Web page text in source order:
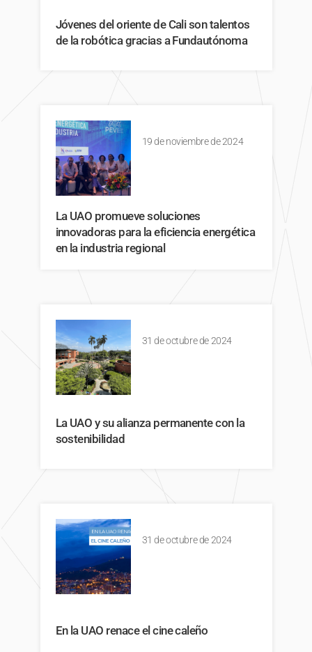
Jóvenes del oriente de Cali son talentos
de la robótica gracias a Fundautónoma
19 de noviembre de 2024
La UAO promueve soluciones
innovadoras para la eficiencia energética
en la industria regional
31 de octubre de 2024
La UAO y su alianza permanente con la
sostenibilidad
31 de octubre de 2024
En la UAO renace el cine caleño